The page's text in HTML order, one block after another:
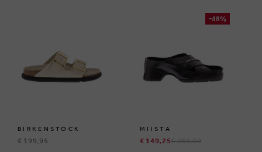
BIRKENSTOCK
€ 199,95
-48%
MIISTA
€ 149,25€ 289,00